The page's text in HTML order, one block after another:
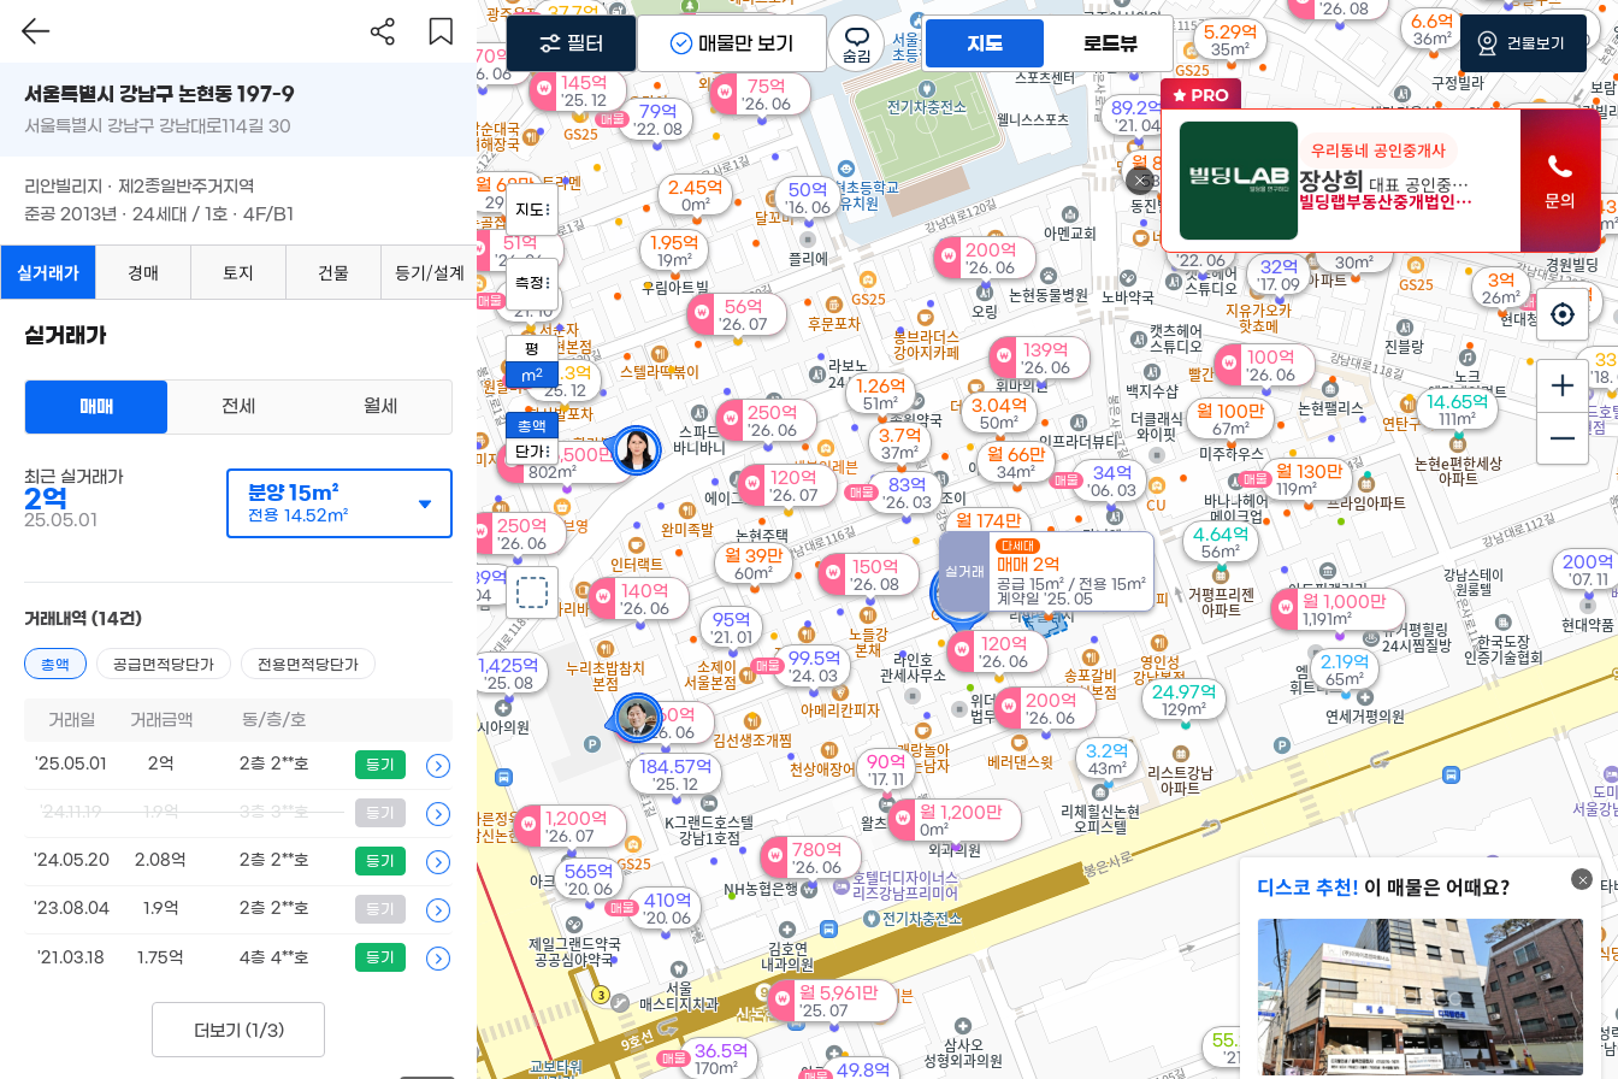
'26. 08
150억
'26. 08
99.5억
'24. 03
매물
6.6억
36m²
5.1억
41m²
매물
1,200억
'26. 07
56억
'26. 07
410억
'20. 06
매물
0m²
5.29억
35m²
120억
'26. 07
3.04억
50m²
월 6,500만
802m²
250억
'26. 06
33
'18.
780억
'26. 06
260억
'26. 06
200억
'26. 06
월 130만
119m²
매물
34억
'06. 03
매물
83억
'26. 03
매물
140억
'26. 06
139억
'26. 06
200억
'26. 06
250억
'26. 06
41.3억
'25. 12
매물
70억
'21. 10
매물
51억
'26. 06
75억
'26. 06
79억
'22. 08
매물
37.7억
370억
'26. 06
36.5억
170m²
매물
120억
'26. 06
49.8억
100억
'26. 06
3억
26m²
월
38m²
1.95억
19m²
월 39만
60m²
4.64억
56m²
월 66만
34m²
2.19억
65m²
14.65억
111m²
월 174만
83m²
36m²
30m²
145억
'25. 12
184.57억
'25. 12
1,425억
'25. 08
월 5,961만
'25. 07
월 1,200만
0m²
실거래
다세대
매매 2억
공급 15m² / 전용 15m²
계약일 '25. 05
월 1,400만
'25. 04
월 1,000만
1,191m²
월 94만
52m²
54억
'24. 10
월 68만
29m²
24.97억
129m²
90억
'22. 06
3.2억
43m²
월 137만
2.45억
0m²
89.2억
'21. 04
월 100만
67m²
55.29억
'21. 01
95억
'21. 01
565억
'20. 06
3.7억
37m²
월 85만
53m²
90억
'17. 11
32억
'17. 09
45억
489.39억
'17. 04
53억
50억
'16. 06
200억
'07. 11
1.26억
51m²
디스코 추천! 이 매물은 어때요?
우리동네 공인중개사
장상희 대표 공인중개사
빌딩랩부동산중개법인주식회사
지도 로드뷰
지도
측정
평
m2
총액
단가
필터 매물만 보기 건물보기
서울특별시 강남구 논현동 197-9
서울특별시 강남구 강남대로114길 30
리안빌리지 · 제2종일반주거지역
준공 2013년 · 24세대 / 1호 · 4F/B1
실거래가 경매 토지 건물 등기/설계
실거래가
매매 전세 월세
최근 실거래가
2억
25.05.01
분양15m²
전용 14.52m²
거래내역 (14건)
총액 공급면적당단가 전용면적당단가
거래일 거래금액 동/층/호
'25.05.01 2억 2층 2**호 등기
'24.11.19 1.9억 3층 3**호 등기
'24.05.20 2.08억 2층 2**호 등기
'23.08.04 1.9억 2층 2**호 등기
'21.03.18 1.75억 4층 4**호 등기
더보기 (1/3)